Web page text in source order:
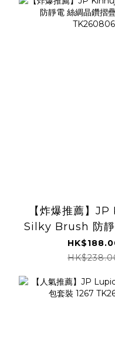
【炸爆推薦】
Silky Brush 防靜
鑽摺疊梳 4580